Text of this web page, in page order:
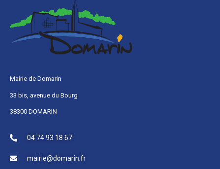
Mairie de Domarin
33 bis, avenue du Bourg
38300 DOMARIN
04 74 93 18 67
mairie@domarin.fr